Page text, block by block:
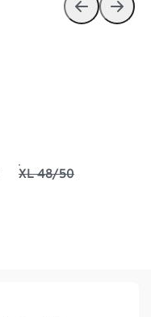
XL 48/50